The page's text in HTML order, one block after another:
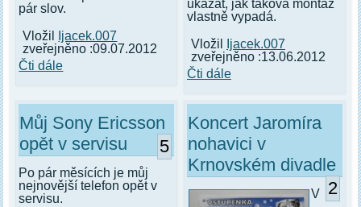
pár slov.
Vložil
Ijacek.007
zveřejněno :09.07.2012
Čti dále
ukázat, jak taková montáž
vlastně vypadá.
Vložil
Ijacek.007
zveřejněno :13.06.2012
Čti dále
Můj Sony Ericsson
opět v servisu
5
Po pár měsících je můj
nejnovější telefon opět v
servisu.
Koncert Jaromíra
nohavici v
Krnovském divadle
2
V